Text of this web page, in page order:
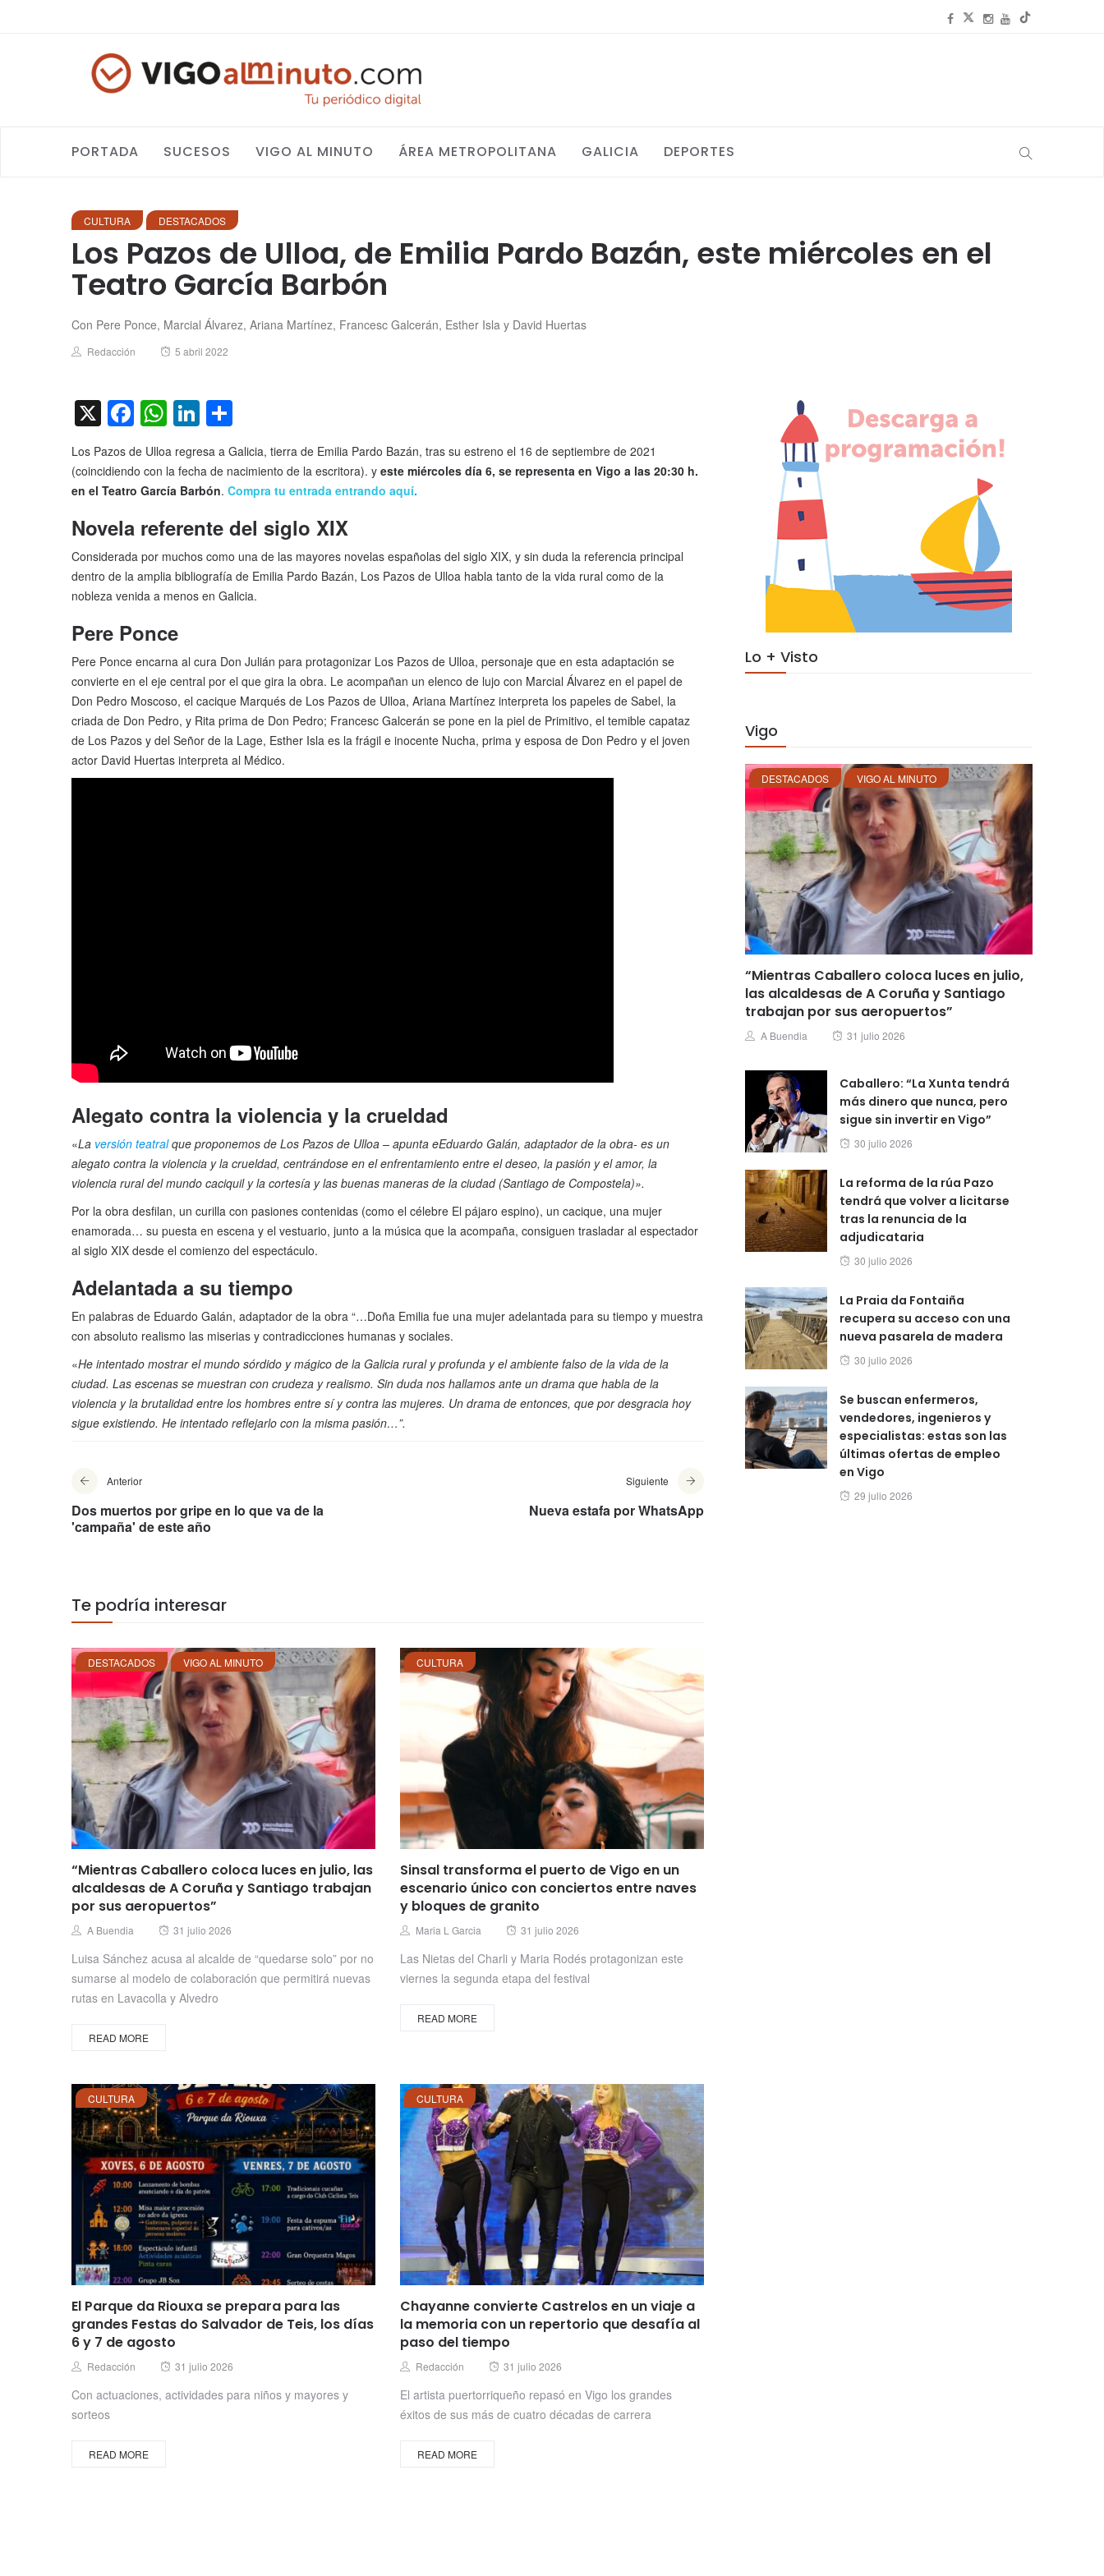
PORTADA SUCESOS VIGO AL MINUTO ÁREA METROPOLITANA GALICIA DEPORTES
CULTURA DESTACADOS
Los Pazos de Ulloa, de Emilia Pardo Bazán, este miércoles en el
Teatro García Barbón
Con Pere Ponce, Marcial Álvarez, Ariana Martínez, Francesc Galcerán, Esther Isla y David Huertas
Author
Redacción
Posted
5 abril 2022
X Facebook
WhatsApp
LinkedIn
Los Pazos de Ulloa regresa a Galicia, tierra de Emilia Pardo Bazán, tras su estreno el 16 de septiembre de 2021
(coincidiendo con la fecha de nacimiento de la escritora). y este miércoles día 6, se representa en Vigo a las 20:30 h.
en el Teatro García Barbón. Compra tu entrada entrando aquí.
Novela referente del siglo XIX
Considerada por muchos como una de las mayores novelas españolas del siglo XIX, y sin duda la referencia principal
dentro de la amplia bibliografía de Emilia Pardo Bazán, Los Pazos de Ulloa habla tanto de la vida rural como de la
nobleza venida a menos en Galicia.
Pere Ponce
Pere Ponce encarna al cura Don Julián para protagonizar Los Pazos de Ulloa, personaje que en esta adaptación se
convierte en el eje central por el que gira la obra. Le acompañan un elenco de lujo con Marcial Álvarez en el papel de
Don Pedro Moscoso, el cacique Marqués de Los Pazos de Ulloa, Ariana Martínez interpreta los papeles de Sabel, la
criada de Don Pedro, y Rita prima de Don Pedro; Francesc Galcerán se pone en la piel de Primitivo, el temible capataz
de Los Pazos y del Señor de la Lage, Esther Isla es la frágil e inocente Nucha, prima y esposa de Don Pedro y el joven
actor David Huertas interpreta al Médico.
Alegato contra la violencia y la crueldad
«La versión teatralque proponemos de Los Pazos de Ulloa – apunta eEduardo Galán, adaptador de la obra- es un
alegato contra la violencia y la crueldad, centrándose en el enfrentamiento entre el deseo, la pasión y el amor, la
violencia rural del mundo caciquil y la cortesía y las buenas maneras de la ciudad (Santiago de Compostela)».
Por la obra desfilan, un curilla con pasiones contenidas (como el célebre El pájaro espino), un cacique, una mujer
enamorada… su puesta en escena y el vestuario, junto a la música que la acompaña, consiguen trasladar al espectador
al siglo XIX desde el comienzo del espectáculo.
Adelantada a su tiempo
En palabras de Eduardo Galán, adaptador de la obra “…Doña Emilia fue una mujer adelantada para su tiempo y muestra
con absoluto realismo las miserias y contradicciones humanas y sociales.
«He intentado mostrar el mundo sórdido y mágico de la Galicia rural y profunda y el ambiente falso de la vida de la
ciudad. Las escenas se muestran con crudeza y realismo. Sin duda nos hallamos ante un drama que habla de la
violencia y la brutalidad entre los hombres entre sí y contra las mujeres. Un drama de entonces, que por desgracia hoy
sigue existiendo. He intentado reflejarlo con la misma pasión…”.
Anterior
Dos muertos por gripe en lo que va de la
'campaña' de este año
Siguiente
Nueva estafa por WhatsApp
Te podría interesar
DESTACADOS VIGO AL MINUTO
“Mientras Caballero coloca luces en julio, las
alcaldesas de A Coruña y Santiago trabajan
por sus aeropuertos”
Author
A Buendia
Posted
31 julio 2026
Luisa Sánchez acusa al alcalde de “quedarse solo” por no
sumarse al modelo de colaboración que permitirá nuevas
rutas en Lavacolla y Alvedro
READ MORE
CULTURA
Sinsal transforma el puerto de Vigo en un
escenario único con conciertos entre naves
y bloques de granito
Author
Maria L Garcia
Posted
31 julio 2026
Las Nietas del Charli y Maria Rodés protagonizan este
viernes la segunda etapa del festival
READ MORE
CULTURA
El Parque da Riouxa se prepara para las
grandes Festas do Salvador de Teis, los días
6 y 7 de agosto
Author
Redacción
Posted
31 julio 2026
Con actuaciones, actividades para niños y mayores y
sorteos
READ MORE
CULTURA
Chayanne convierte Castrelos en un viaje a
la memoria con un repertorio que desafía al
paso del tiempo
Author
Redacción
Posted
31 julio 2026
El artista puertorriqueño repasó en Vigo los grandes
éxitos de sus más de cuatro décadas de carrera
READ MORE
Lo + Visto
Vigo
DESTACADOS VIGO AL MINUTO
“Mientras Caballero coloca luces en julio,
las alcaldesas de A Coruña y Santiago
trabajan por sus aeropuertos”
Author
A Buendia
Posted
31 julio 2026
Caballero: “La Xunta tendrá
más dinero que nunca, pero
sigue sin invertir en Vigo”
Posted
30 julio 2026
La reforma de la rúa Pazo
tendrá que volver a licitarse
tras la renuncia de la
adjudicataria
Posted
30 julio 2026
La Praia da Fontaiña
recupera su acceso con una
nueva pasarela de madera
Posted
30 julio 2026
Se buscan enfermeros,
vendedores, ingenieros y
especialistas: estas son las
últimas ofertas de empleo
en Vigo
Posted
29 julio 2026